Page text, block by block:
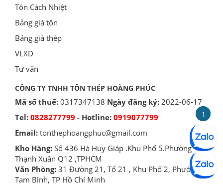
Tôn Cách Nhiệt
Bảng giá tôn
Bảng giá thép
VLXD
Tư vấn
CÔNG TY TNHH TÔN THÉP HOÀNG PHÚC
Mã số thuế: 0317347138 Ngày đăng ký: 2022-06-17
Tel: 0828277799 - Hotline: 0919077799
Email: tonthephoangphuc@gmail.com
Kho Hàng: Số 436 Hà Huy Giáp .Khu Phố 5.Phường
Thạnh Xuân Q12 ,TPHCM
Văn Phòng: 31 Đường 21, Tổ 21 , Khu Phố 2, Phường
Tam Bình, TP Hồ Chí Minh
↑
↑